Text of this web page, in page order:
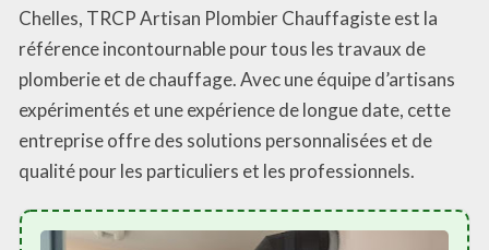
Chelles, TRCP Artisan Plombier Chauffagiste est la
référence incontournable pour tous les travaux de
plomberie et de chauffage. Avec une équipe d’artisans
expérimentés et une expérience de longue date, cette
entreprise offre des solutions personnalisées et de
qualité pour les particuliers et les professionnels.